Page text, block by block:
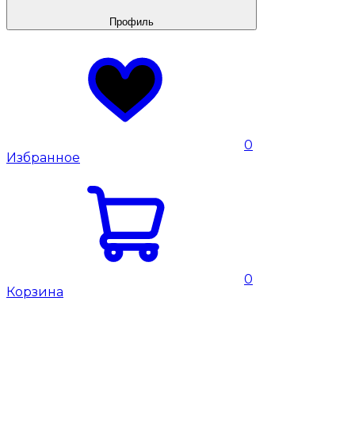
Профиль
0
Избранное
0
Корзина